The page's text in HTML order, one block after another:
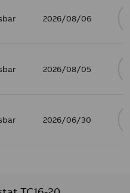
2026/08/06
2026/08/05
2026/06/30